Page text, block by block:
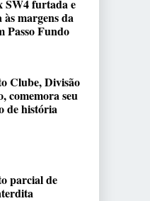
SW4 furtada e
margens da
Passo Fundo
Clube, Divisão
comemora seu
de história
parcial de